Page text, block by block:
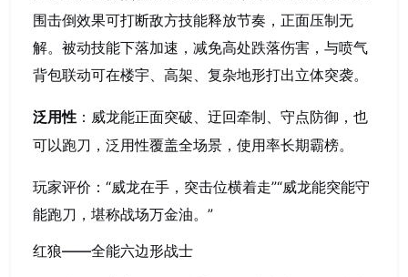
围击倒效果可打断敌方技能释放节奏，正面压制无
解。被动技能下落加速，减免高处跌落伤害，与喷气
背包联动可在楼宇、高架、复杂地形打出立体突袭。
泛用性 ：威龙能正面突破、迂回牵制、守点防御，也
可以跑刀，泛用性覆盖全场景，使用率长期霸榜。
玩家评价：“威龙在手，突击位横着走”“威龙能突能守
能跑刀，堪称战场万金油。”
红狼——全能六边形战士